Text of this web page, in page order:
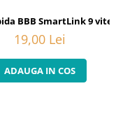
BBB SmartLink 9
19,00 Lei
ADAUGA IN COS